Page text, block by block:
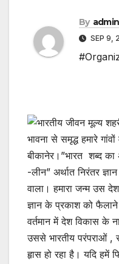
By
SEP 9,
बीकानेर।”भारत शब्द
-लीन” अर्थात निरंतर
वाला। हमारा जन्म उस
ज्ञान के प्रकाश को
वर्तमान में देश विकास के
उससे भारतीय परंपराओं ,
हृास हो रहा है। यदि हमें